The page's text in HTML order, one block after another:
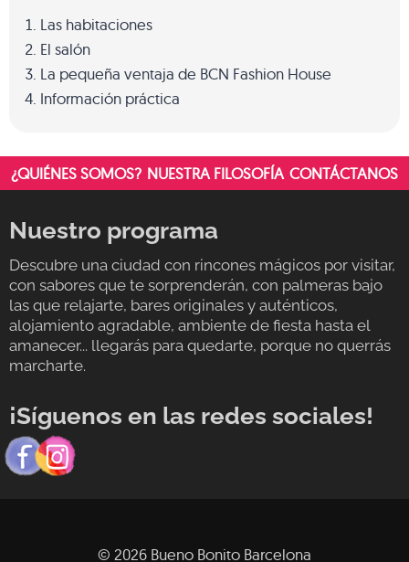
Las habitaciones
El salón
La pequeña ventaja de BCN Fashion House
Información práctica
¿QUIÉNES SOMOS? NUESTRA FILOSOFÍA CONTÁCTANOS
Nuestro programa
Descubre una ciudad con rincones mágicos por visitar,
con sabores que te sorprenderán, con palmeras bajo
las que relajarte, bares originales y auténticos,
alojamiento agradable, ambiente de fiesta hasta el
amanecer... llegarás para quedarte, porque no querrás
marcharte.
¡Síguenos en las redes sociales!
© 2026 Bueno Bonito Barcelona